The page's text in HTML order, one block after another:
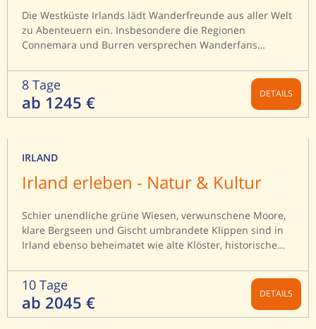
Die Westküste Irlands lädt Wanderfreunde aus aller Welt
zu Abenteuern ein. Insbesondere die Regionen
Connemara und Burren versprechen Wanderfans
im Gedächtnis bleiben. Schroffe Küsten, einsame
Strände und das Rauschen der See im Ohr – gemeinsam
erleben wir auf unserer Wanderreise nach Connemara &
Burren die raue Natur der Grünen Insel. Die über 200
Die spektakuläre Aussicht auf den endlosen Horizont des
Atlantiks zieht uns in ihren Bann. Mit der Fähre fahren
wir raus auf die Insel Inishmore und haben dabei die
bewandern die Bergketten mit ihren charakteristischen
Bergseen und verlassenen Dörfern. Auf unserer
Wanderreise durch den Burren gehört der einzige Fjord
Nach unseren Wanderungen belohnen wir uns in den
urigen Pubs bei einem köstlichen Guinness und
fantastischer Livemusik.
8 Tage
ab 1245 € DETAILS
IRLAND
Irland erleben - Natur & Kultur
Schier unendliche grüne Wiesen, verwunschene Moore,
klare Bergseen und Gischt umbrandete Klippen sind in
Irland ebenso beheimatet wie alte Klöster, historische
Auf dieser Rundreise durch Natur und Kultur der
Grünen Insel wandern wir entlang traumhafter
Landschaft zu historischen Schauplätzen, erleben
weitläufige Kieselstrände in Bray, beeindruckende
10 Tage
ab 2045 € DETAILS